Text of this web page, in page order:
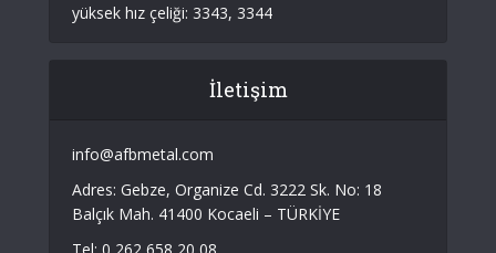
yüksek hız çeliği: 3343, 3344
İletişim
info@afbmetal.com
Adres: Gebze‌, ‌Organize Cd.‌ 3222 Sk. No: 18‌
‌Balçık Mah. 41400 Kocaeli‌ – TÜRKİYE